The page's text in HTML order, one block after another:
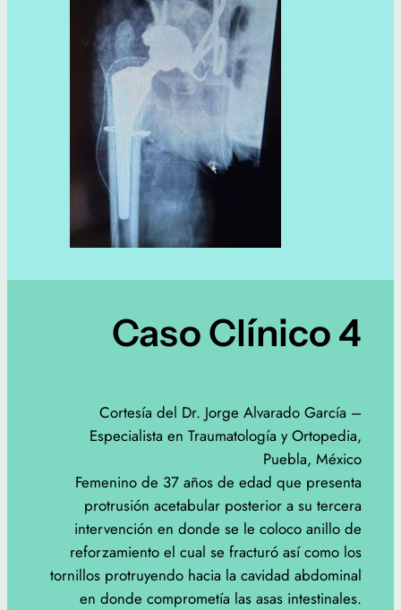
Caso Clínico 4
Cortesía del Dr. Jorge Alvarado García –
Especialista en Traumatología y Ortopedia,
Puebla, México
Femenino de 37 años de edad que presenta
protrusión acetabular posterior a su tercera
intervención en donde se le coloco anillo de
reforzamiento el cual se fracturó así como los
tornillos protruyendo hacia la cavidad abdominal
en donde comprometía las asas intestinales.